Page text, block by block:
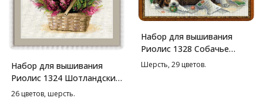
Набор для вышивания
Риолис 1324 Шотландский
вереск, 25*25 см
26 цветов, шерсть.
Набор для вышивания
Риолис 1328 Собачье
семейство, 40*30 см
Шерсть, 29 цветов.